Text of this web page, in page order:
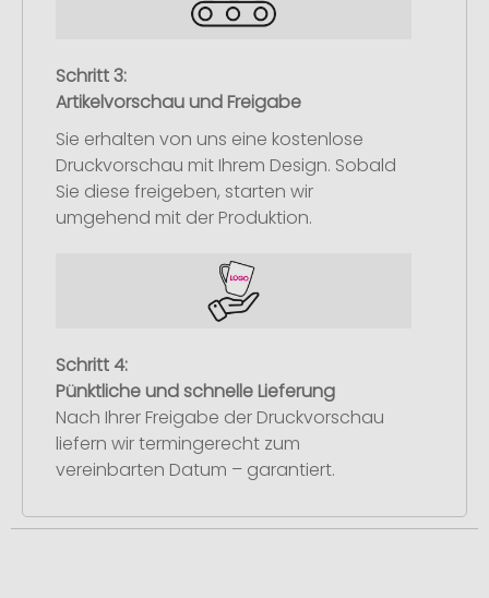
Schritt 3:
Artikelvorschau und Freigabe
Sie erhalten von uns eine kostenlose
Druckvorschau mit Ihrem Design. Sobald
Sie diese freigeben, starten wir
umgehend mit der Produktion.
Schritt 4:
Pünktliche und schnelle Lieferung
Nach Ihrer Freigabe der Druckvorschau
liefern wir termingerecht zum
vereinbarten Datum – garantiert.